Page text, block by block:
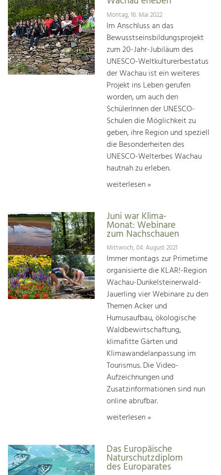
Montag, 16. Mai 2022
Im Anschluss an das
Bewusstseinsbildungsprojekt
zum 20-Jahr-Jubiläum des
UNESCO-Weltkulturerbestatus
der Wachau ist ein weiteres
Projekt ins Leben gerufen
worden, um auch den
SchülerInnen der UNESCO-
Schulen die Möglichkeit zu
geben, ihre Region und speziell
die Besonderheiten des
UNESCO-Welterbes Wachau
hautnah zu erleben.
weiterlesen »
Juni war Klima-
Monat: Webinare
zum Nachschauen
Mittwoch, 04. August 2021
Immer montags zur Primetime
organisierte die KLAR!-Region
Wachau-Dunkelsteinerwald-
Jauerling vier Webinare zu den
Themen Acker und
Humusaufbau, ökologische
Waldbewirtschaftung,
klimafitte Gärten und
Klimawandelanpassung im
Tourismus. Die Video-
Aufzeichnungen und
Zusatzinformationen sind nun
online abrufbar.
weiterlesen »
Das Europäische
Naturschutzdiplom
des Europarates